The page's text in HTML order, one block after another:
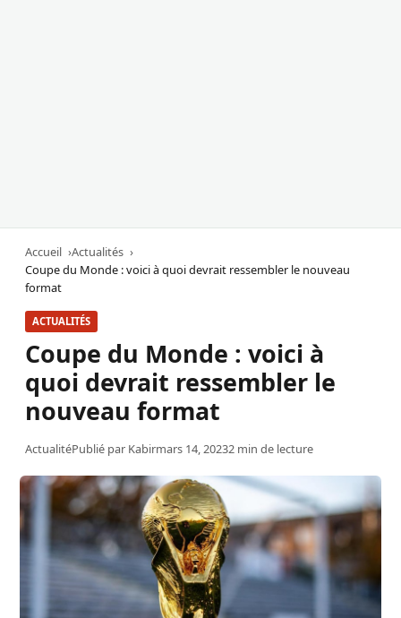
Accueil
Actualités
Coupe du Monde : voici à quoi devrait ressembler le nouveau
format
ACTUALITÉS
Coupe du Monde : voici à
quoi devrait ressembler le
nouveau format
ActualitéPublié par Kabirmars 14, 20232 min de lecture